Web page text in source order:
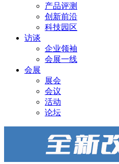
产品评测
创新前沿
科技园区
访谈
企业领袖
会展一线
会展
展会
会议
活动
论坛